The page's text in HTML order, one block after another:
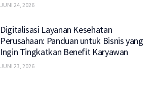
JUNI 24, 2026
Digitalisasi Layanan Kesehatan
Perusahaan: Panduan untuk Bisnis yang
Ingin Tingkatkan Benefit Karyawan
JUNI 23, 2026